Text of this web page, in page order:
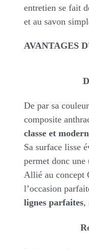
entretien se fait
et au savon
AVANTAGES
De par sa
composite
classe et
Sa surface lisse
permet donc
Allié au concept
l’occasion
lignes parfaites,